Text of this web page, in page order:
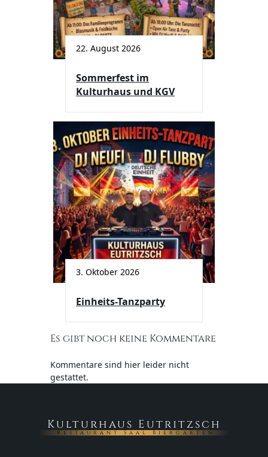
22. August 2026
Sommerfest im
Kulturhaus und KGV
3. Oktober 2026
Einheits-Tanzparty
Es gibt noch keine Kommentare
Kommentare sind hier leider nicht
gestattet.
Kulturhaus Eutritzsch
Restaurant Saal Biergarten